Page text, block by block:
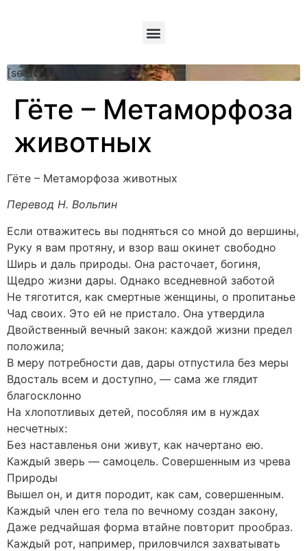
[searchform]
Гёте – Метаморфоза
животных
Гёте – Метаморфоза животных
Перевод Н. Вольпин
Если отважитесь вы подняться со мной до вершины,
Руку я вам протяну, и взор ваш окинет свободно
Ширь и даль природы. Она расточает, богиня,
Щедро жизни дары. Однако вседневной заботой
Не тяготится, как смертные женщины, о пропитанье
Чад своих. Это ей не пристало. Она утвердила
Двойственный вечный закон: каждой жизни предел
положила;
В меру потребности дав, дары отпустила без меры
Вдосталь всем и доступно, — сама же глядит
благосклонно
На хлопотливых детей, пособляя им в нуждах
несчетных:
Без наставленья они живут, как начертано ею.
Каждый зверь — самоцель. Совершенным из чрева
Природы
Вышел он, и дитя породит, как сам, совершенным.
Каждый член его тела по вечному создан закону,
Даже редчайшая форма втайне повторит прообраз.
Каждый рот, например, приловчился захватывать